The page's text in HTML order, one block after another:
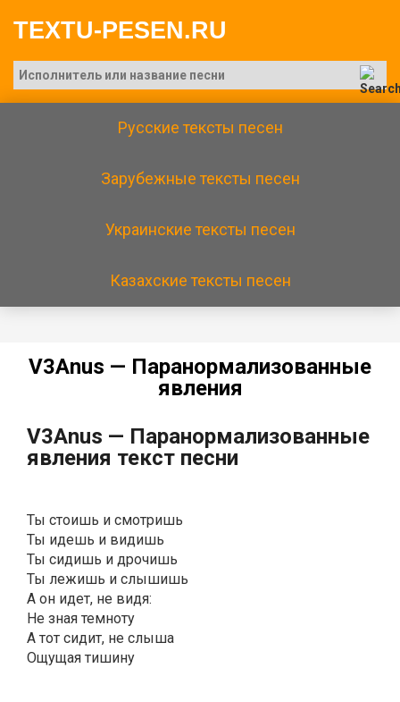
TEXTU-PESEN.RU
Русские тексты песен
Зарубежные тексты песен
Украинские тексты песен
Казахские тексты песен
V3Аnus — Пapaнopмaлизoвaнныe
явлeния
V3Аnus — Пapaнopмaлизoвaнныe
явлeния текст песни
Ты стоишь и смотришь
Ты идешь и видишь
Ты сидишь и дрочишь
Ты лежишь и слышишь
А он идет, не видя:
Не зная темноту
А тот сидит, не слыша
Ощущая тишину